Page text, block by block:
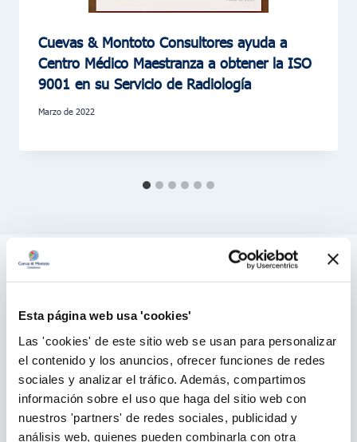
Esta página web usa 'cookies'
Las 'cookies' de este sitio web se usan para personalizar
el contenido y los anuncios, ofrecer funciones de redes
sociales y analizar el tráfico. Además, compartimos
información sobre el uso que haga del sitio web con
nuestros 'partners' de redes sociales, publicidad y
análisis web, quienes pueden combinarla con otra
Cuevas & Montoto Consultores ayuda a
Centro Médico Maestranza a obtener la ISO
9001 en su Servicio de Radiología
marzo de 2022